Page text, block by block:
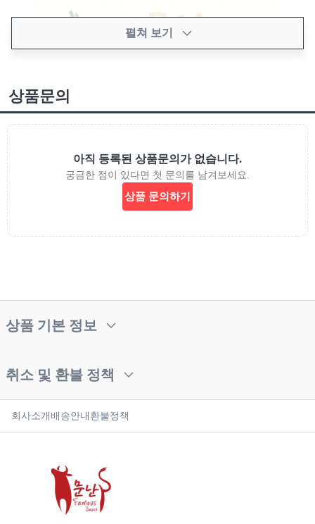
펼쳐 보기
상품문의
아직 등록된 상품문의가 없습니다.
궁금한 점이 있다면 첫 문의를 남겨보세요.
상품 문의하기
상품 기본 정보
취소 및 환불 정책
회사소개 배송안내 환불정책